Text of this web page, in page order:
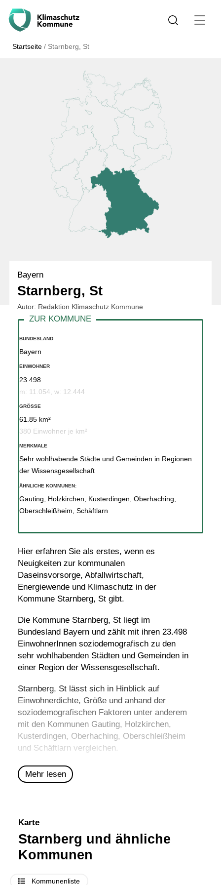
Startseite / Starnberg, St
Bayern
Starnberg, St
Autor: Redaktion Klimaschutz Kommune
Hier erfahren Sie als erstes, wenn es
Neuigkeiten zur kommunalen
Daseinsvorsorge, Abfallwirtschaft,
Energiewende und Klimaschutz in der
Kommune Starnberg, St gibt.
Die Kommune Starnberg, St liegt im
Bundesland Bayern und zählt mit ihren 23.498
EinwohnerInnen soziodemografisch zu den
sehr wohlhabenden Städten und Gemeinden in
einer Region der Wissensgesellschaft.
Starnberg, St lässt sich in Hinblick auf
Einwohnerdichte, Größe und anhand der
soziodemografischen Faktoren unter anderem
mit den Kommunen Gauting, Holzkirchen,
Kusterdingen, Oberhaching, Oberschleißheim
und Schäftlarn vergleichen.
Mehr lesen
BUNDESLAND
Bayern
EINWOHNER
23.498
m: 11.054, w: 12.444
GRÖSSE
61.85 km²
380 Einwohner je km²
MERKMALE
Sehr wohlhabende Städte und Gemeinden in Regionen
der Wissensgesellschaft
ÄHNLICHE KOMMUNEN:
Gauting Holzkirchen Kusterdingen Oberhaching
Oberschleißheim Schäftlarn
Karte
Starnberg und ähnliche
Kommunen
Kommunenliste